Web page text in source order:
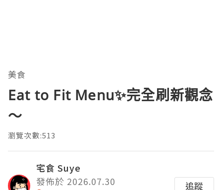
美食
Eat to Fit Menu✨完全刷新觀念
～
瀏覽次數:513
宅食 Suye
發佈於 2026.07.30
追蹤